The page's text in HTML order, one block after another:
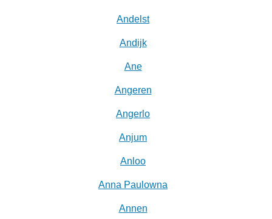
Andelst
Andijk
Ane
Angeren
Angerlo
Anjum
Anloo
Anna Paulowna
Annen